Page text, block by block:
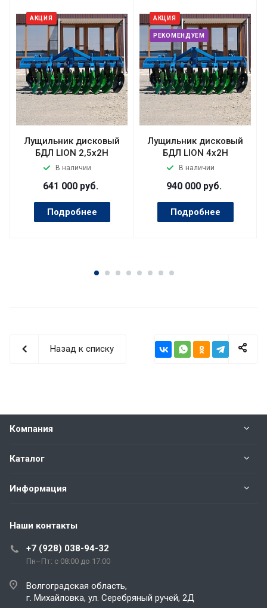
АКЦИЯ
Лущильник дисковый
БДЛ LION 2,5х2Н
В наличии
641 000 руб.
Подробнее
АКЦИЯ
РЕКОМЕНДУЕМ
Лущильник дисковый
БДЛ LION 4х2Н
В наличии
940 000 руб.
Подробнее
Назад к списку
Компания
Каталог
Информация
Наши контакты
+7 (928) 038-94-32
Пн–Пт: с 08:00 до 17:00
Волгоградская область,
г. Михайловка, ул. Серебряный ручей, 2Д